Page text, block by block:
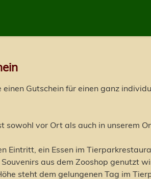
einen Gutschein für einen ganz
sowohl vor Ort als auch in unserem
Eintritt, ein Essen im
aus dem Zooshop genutzt
steht dem gelungenen Tag im